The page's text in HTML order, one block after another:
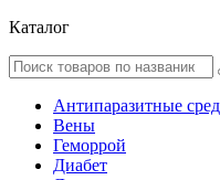
Каталог
Антипаразитные
Вены
Геморрой
Диабет